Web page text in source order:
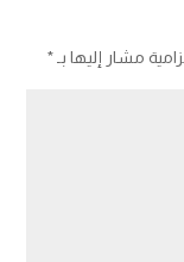
مشار إليها بـ *